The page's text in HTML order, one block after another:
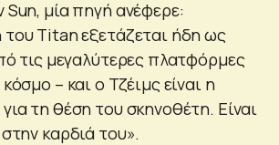
μία πηγή ανέφερε:
Titan εξετάζεται ήδη ως
τις μεγαλύτερες πλατφόρμες
– και ο Τζέιμς είναι η
τη θέση του σκηνοθέτη. Είναι
καρδιά του».